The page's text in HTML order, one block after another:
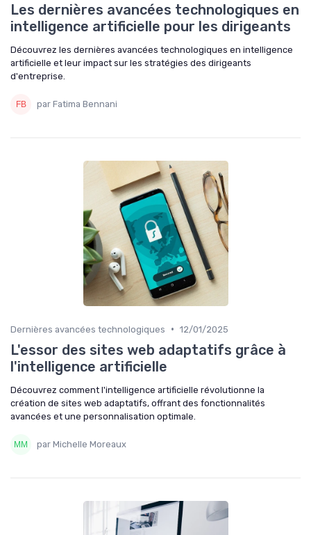
Les dernières avancées technologiques en
intelligence artificielle pour les dirigeants
Découvrez les dernières avancées technologiques en intelligence
artificielle et leur impact sur les stratégies des dirigeants
d'entreprise.
par Fatima Bennani
Dernières avancées technologiques • 12/01/2025
L'essor des sites web adaptatifs grâce à
l'intelligence artificielle
Découvrez comment l'intelligence artificielle révolutionne la
création de sites web adaptatifs, offrant des fonctionnalités
avancées et une personnalisation optimale.
par Michelle Moreaux